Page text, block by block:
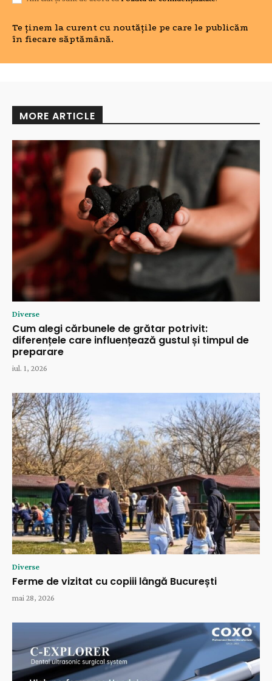
Te ținem la curent cu noutățile pe care le publicăm
în fiecare săptămână.
MORE ARTICLE
Diverse
Cum alegi cărbunele de grătar potrivit:
diferențele care influențează gustul și timpul de
preparare
iul. 1, 2026
Diverse
Ferme de vizitat cu copiii lângă București
mai 28, 2026